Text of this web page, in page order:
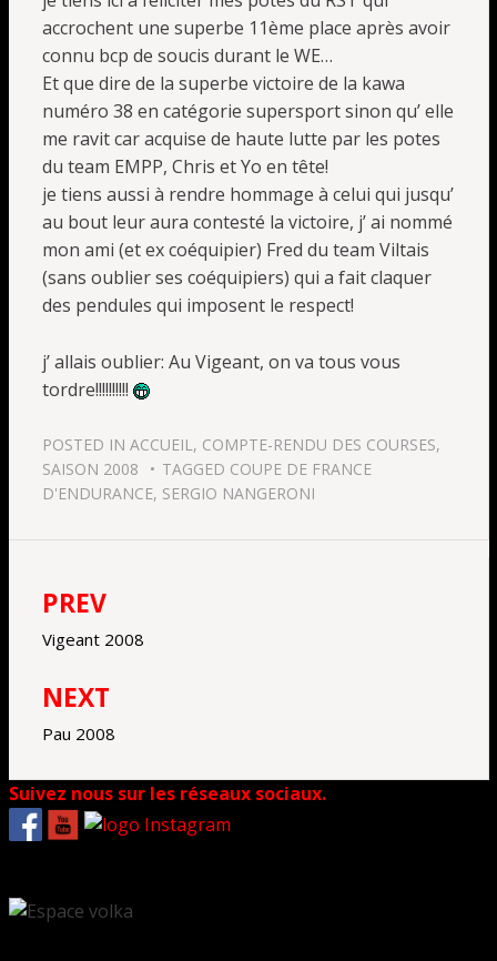
accrochent une superbe 11ème place après avoir
connu bcp de soucis durant le WE…
Et que dire de la superbe victoire de la kawa
numéro 38 en catégorie supersport sinon qu’ elle
me ravit car acquise de haute lutte par les potes
du team EMPP, Chris et Yo en tête!
je tiens aussi à rendre hommage à celui qui jusqu’
au bout leur aura contesté la victoire, j’ ai nommé
mon ami (et ex coéquipier) Fred du team Viltais
(sans oublier ses coéquipiers) qui a fait claquer
des pendules qui imposent le respect!
j’ allais oublier: Au Vigeant, on va tous vous
tordre!!!!!!!!!!
POSTED IN ACCUEIL, COMPTE-RENDU DES COURSES,
SAISON 2008
TAGGED COUPE DE FRANCE
D'ENDURANCE, SERGIO NANGERONI
Navigation
de
l’article
PREV
Vigeant 2008
NEXT
Pau 2008
Suivez nous sur les réseaux sociaux.